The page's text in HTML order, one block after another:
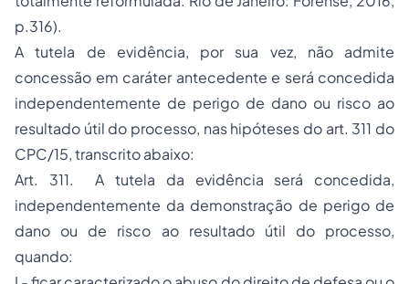
p.316).
A tutela de evidência, por sua vez, não admite
concessão em caráter antecedente e será concedida
independentemente de perigo de dano ou risco ao
resultado útil do processo, nas hipóteses do art. 311 do
CPC/15, transcrito abaixo:
Art. 311. A tutela da evidência será concedida,
independentemente da demonstração de perigo de
dano ou de risco ao resultado útil do processo,
quando: